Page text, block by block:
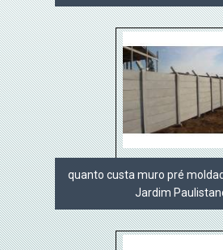
quanto custa muro pré
Jardim